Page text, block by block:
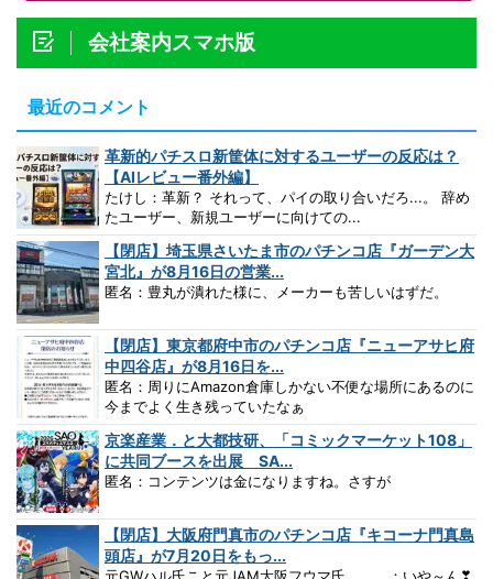
会社案内スマホ版
最近のコメント
革新的パチスロ新筐体に対するユーザーの反応は？
【AIレビュー番外編】
たけし：革新？ それって、パイの取り合いだろ...。 辞め
たユーザー、新規ユーザーに向けての...
【閉店】埼玉県さいたま市のパチンコ店『ガーデン大
宮北』が8月16日の営業...
匿名：豊丸が潰れた様に、メーカーも苦しいはずだ。
【閉店】東京都府中市のパチンコ店『ニューアサヒ府
中四谷店』が8月16日を...
匿名：周りにAmazon倉庫しかない不便な場所にあるのに
今までよく生き残っていたなぁ
京楽産業．と大都技研、「コミックマーケット108」
に共同ブースを出展 SA...
匿名：コンテンツは金になりますね。さすが
【閉店】大阪府門真市のパチンコ店『キコーナ門真島
頭店』が7月20日をもっ...